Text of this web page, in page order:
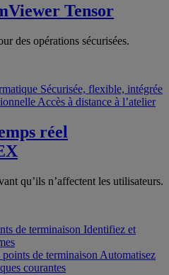
Tensor
des opérations sécurisées.
Sécurisée, flexible, intégrée
Accès à distance à l’atelier
réel
qu’ils n’affectent les utilisateurs.
de terminaison Identifiez et
de terminaison Automatisez
courantes